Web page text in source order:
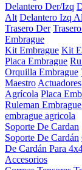
Delantero Der/Izq
Alt Delantero Izq
Trasero Der
Embrague
Kit Embrague Kit
Placa Embrague
Orquilla Embrague
Maestro Actuadores
Agrícola Placa
Ruleman
embrague agricola
Soporte De Cardan
Soporte De Cardán
De Cardán Para
Accesorios